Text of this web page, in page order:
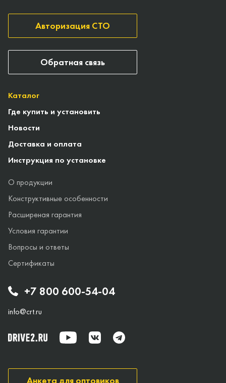
+7 800 600-54-04
info@crt.ru
Каталог
Где купить и установить
Новости
Доставка и оплата
Инструкция по установке
О продукции
Конструктивные особенности
Расширеная гарантия
Условия гарантии
Вопросы и ответы
Сертификаты
Авторизация СТО
Анкета для оптовиков
Обратная связь